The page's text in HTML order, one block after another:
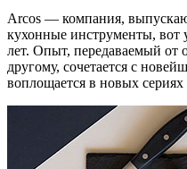
Arcos — компания,
кухонные инструменты, вот
лет. Опыт, передаваемый от
другому, сочетается с
воплощается в новых